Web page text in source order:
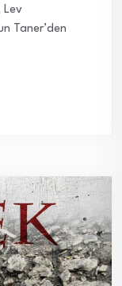
Lev
Taner’den